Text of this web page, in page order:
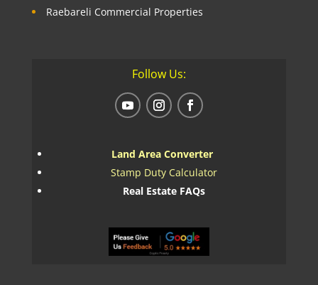
Raebareli Commercial Properties
Follow Us:
Land Area Converter
Stamp Duty Calculator
Real Estate FAQs